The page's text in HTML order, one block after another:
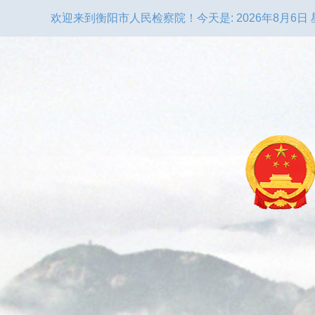
欢迎来到衡阳市人民检察院！ 今天是: 2026年8月6日